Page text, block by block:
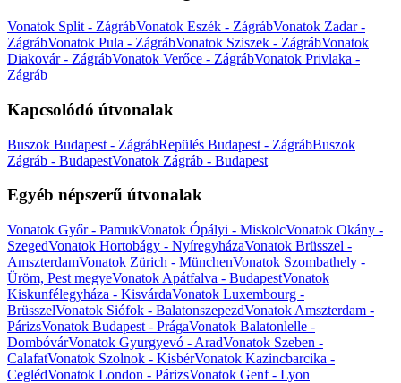
Vonatok Split - ZágrábVonatok Eszék - ZágrábVonatok Zadar -
ZágrábVonatok Pula - ZágrábVonatok Sziszek - ZágrábVonatok
Diakovár - ZágrábVonatok Verőce - ZágrábVonatok Privlaka -
Zágráb
Kapcsolódó útvonalak
Buszok Budapest - ZágrábRepülés Budapest - ZágrábBuszok
Zágráb - BudapestVonatok Zágráb - Budapest
Egyéb népszerű útvonalak
Vonatok Győr - PamukVonatok Ópályi - MiskolcVonatok Okány -
SzegedVonatok Hortobágy - NyíregyházaVonatok Brüsszel -
AmszterdamVonatok Zürich - MünchenVonatok Szombathely -
Üröm, Pest megyeVonatok Apátfalva - BudapestVonatok
Kiskunfélegyháza - KisvárdaVonatok Luxembourg -
BrüsszelVonatok Siófok - BalatonszepezdVonatok Amszterdam -
PárizsVonatok Budapest - PrágaVonatok Balatonlelle -
DombóvárVonatok Gyurgyevó - AradVonatok Szeben -
CalafatVonatok Szolnok - KisbérVonatok Kazincbarcika -
CeglédVonatok London - PárizsVonatok Genf - Lyon